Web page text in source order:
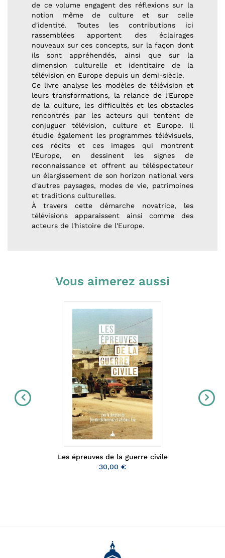
de ce volume engagent des réflexions sur la
notion même de culture et sur celle
d'identité. Toutes les contributions ici
rassemblées apportent des éclairages
nouveaux sur ces concepts, sur la façon dont
ils sont appréhendés, ainsi que sur la
dimension culturelle et identitaire de la
télévision en Europe depuis un demi-siècle.
Ce livre analyse les modèles de télévision et
leurs transformations, la relance de l'Europe
de la culture, les difficultés et les obstacles
rencontrés par les acteurs qui tentent de
conjuguer télévision, culture et Europe. Il
étudie également les programmes télévisuels,
ces récits et ces images qui montrent
l'Europe, en dessinent les signes de
reconnaissance et offrent au téléspectateur
un élargissement de son horizon national vers
d'autres paysages, modes de vie, patrimoines
et traditions culturelles.
À travers cette démarche novatrice, les
télévisions apparaissent ainsi comme des
acteurs de l'histoire de l'Europe.
Vous aimerez aussi
Les épreuves de la guerre civile
30,00 €